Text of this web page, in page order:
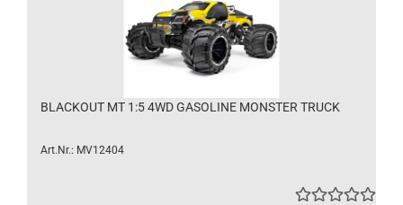
BLACKOUT MT 1:5 4WD GASOLINE MONSTER TRUCK
Art.Nr.: MV12404